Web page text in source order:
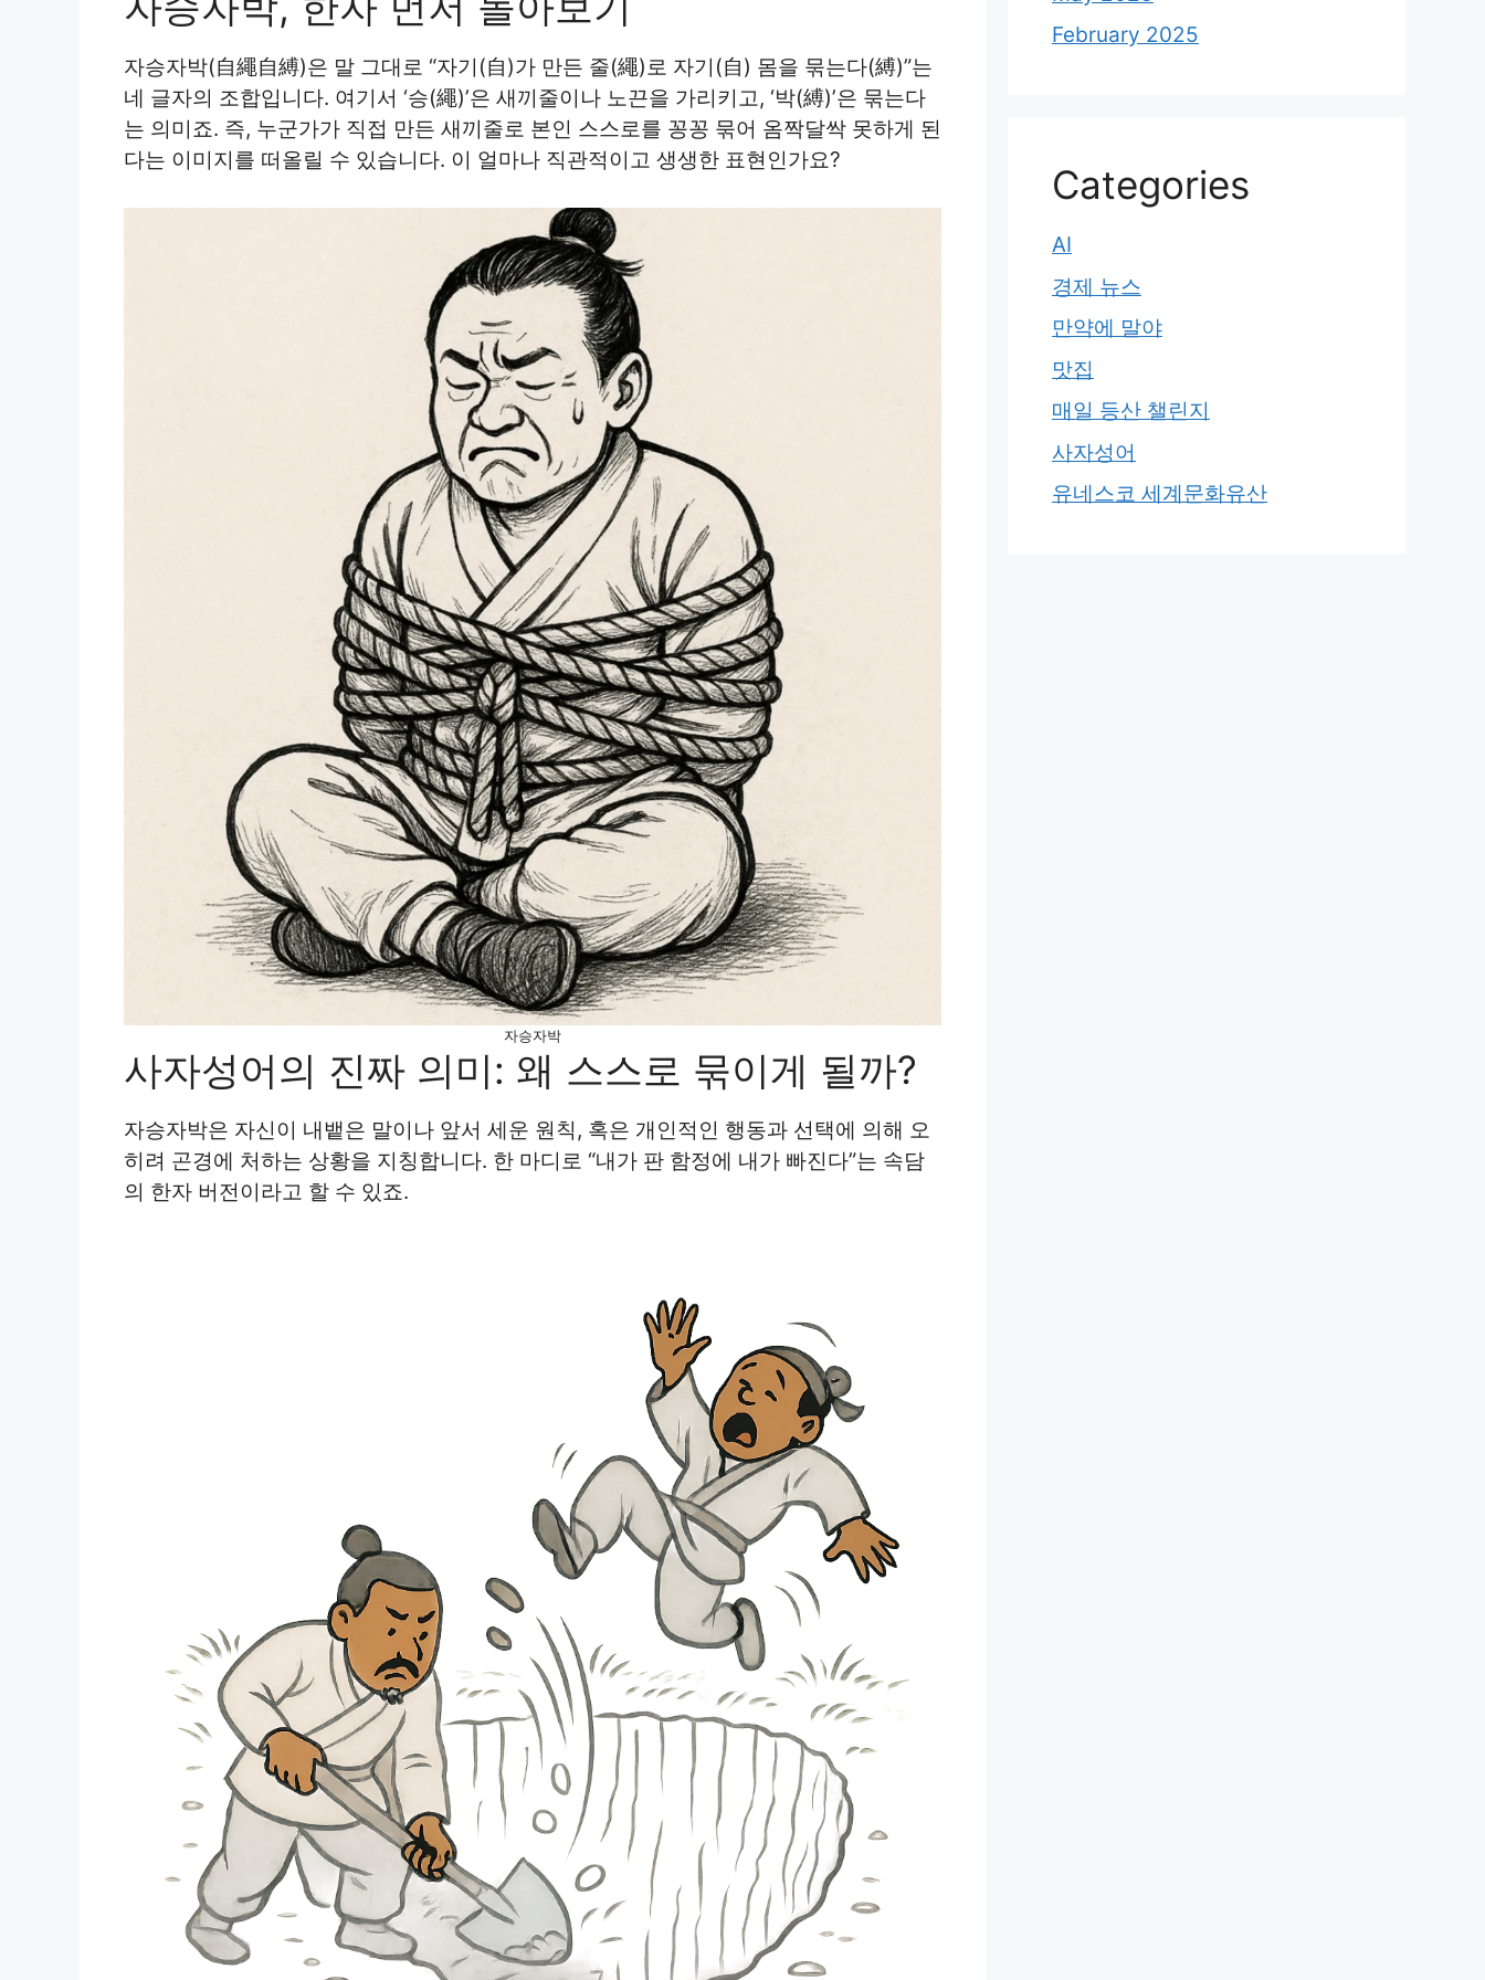
자승자박(自繩自縛)은 말 그대로 “자기(自)가 만든 줄(繩)로 자기(自) 몸을 묶는다(縛)”는
네 글자의 조합입니다. 여기서 ‘승(繩)’은 새끼줄이나 노끈을 가리키고, ‘박(縛)’은 묶는다
는 의미죠. 즉, 누군가가 직접 만든 새끼줄로 본인 스스로를 꽁꽁 묶어 옴짝달싹 못하게 된
다는 이미지를 떠올릴 수 있습니다. 이 얼마나 직관적이고 생생한 표현인가요?
자승자박
사자성어의 진짜 의미: 왜 스스로 묶이게 될까?
자승자박은 자신이 내뱉은 말이나 앞서 세운 원칙, 혹은 개인적인 행동과 선택에 의해 오
히려 곤경에 처하는 상황을 지칭합니다. 한 마디로 “내가 판 함정에 내가 빠진다”는 속담
의 한자 버전이라고 할 수 있죠.
February 2025
Categories
AI
경제 뉴스
만약에 말야
맛집
매일 등산 챌린지
사자성어
유네스코 세계문화유산